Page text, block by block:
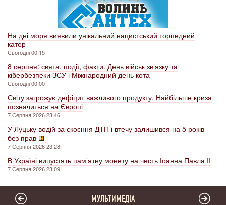
На дні моря виявили унікальний нацистський торпедний
катер
Сьогодні 00:15
8 серпня: свята, події, факти. День військ зв’язку та
кібербезпеки ЗСУ і Міжнародний день кота
Сьогодні 00:00
Світу загрожує дефіцит важливого продукту. Найбільше криза
позначиться на Європі
7 Серпня 2026 23:46
У Луцьку водій за скоєння ДТП і втечу залишився на 5 років
без прав
7 Серпня 2026 23:28
В Україні випустять пам’ятну монету на честь Іоанна Павла II
7 Серпня 2026 23:09
МУЛЬТИМЕДІА